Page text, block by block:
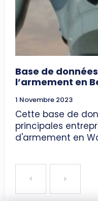
Base de
l’armement en
1 Novembre 2023
Cette base de
principales
d'armement en